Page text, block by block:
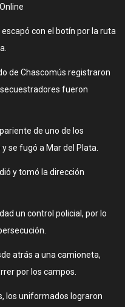
con el botín por la ruta
de Chascomús registraron
fueron
de uno de los
se fugó a Mar del Plata.
y tomó la dirección
un control policial, por lo
atrás a una camioneta,
por los campos.
los uniformados lograron